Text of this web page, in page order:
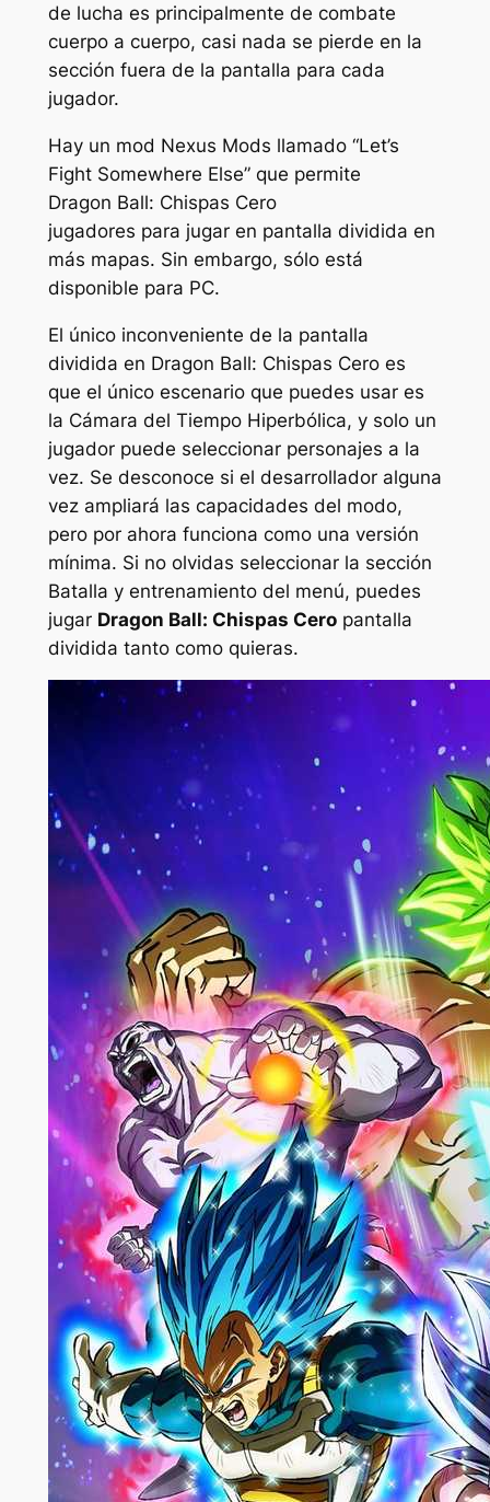
de lucha es principalmente de combate
cuerpo a cuerpo, casi nada se pierde en la
sección fuera de la pantalla para cada
jugador.
Hay un mod Nexus Mods llamado “Let’s
Fight Somewhere Else” que permite
Dragon Ball: Chispas Cero
jugadores para jugar en pantalla dividida en
más mapas. Sin embargo, sólo está
disponible para PC.
El único inconveniente de la pantalla
dividida en Dragon Ball: Chispas Ceroes
que el único escenario que puedes usar es
la Cámara del Tiempo Hiperbólica, y solo un
jugador puede seleccionar personajes a la
vez. Se desconoce si el desarrollador alguna
vez ampliará las capacidades del modo,
pero por ahora funciona como una versión
mínima. Si no olvidas seleccionar la sección
Batalla y entrenamiento del menú, puedes
jugar Dragon Ball: Chispas Ceropantalla
dividida tanto como quieras.